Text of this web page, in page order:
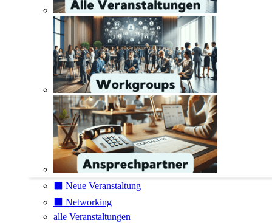
⬛️ Neue Veranstaltung
⬛️ Networking
alle Veranstaltungen